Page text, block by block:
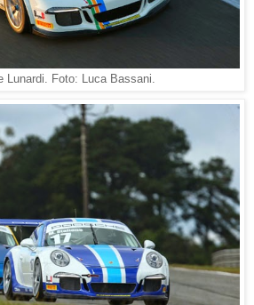
Lunardi. Foto: Luca Bassani.